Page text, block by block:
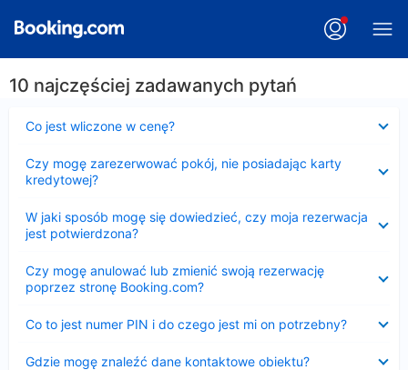
10 najczęściej zadawanych pytań
Co jest wliczone w cenę?
Czy mogę zarezerwować pokój, nie posiadając karty
kredytowej?
W jaki sposób mogę się dowiedzieć, czy moja rezerwacja
jest potwierdzona?
Czy mogę anulować lub zmienić swoją rezerwację
poprzez stronę Booking.com?
Co to jest numer PIN i do czego jest mi on potrzebny?
Gdzie mogę znaleźć dane kontaktowe obiektu?